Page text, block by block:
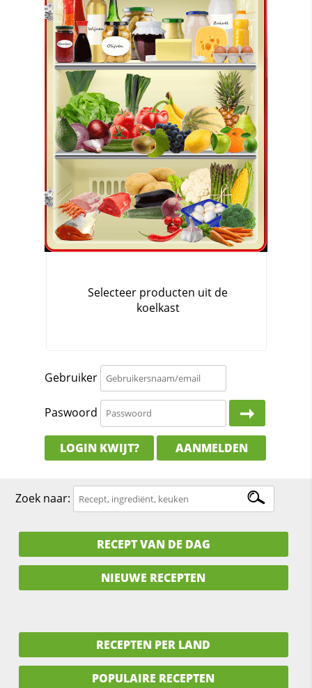
Gebruiker
Paswoord
LOGIN KWIJT? AANMELDEN
Zoek naar:
RECEPT VAN DE DAG
NIEUWE RECEPTEN
RECEPTEN PER LAND
POPULAIRE RECEPTEN